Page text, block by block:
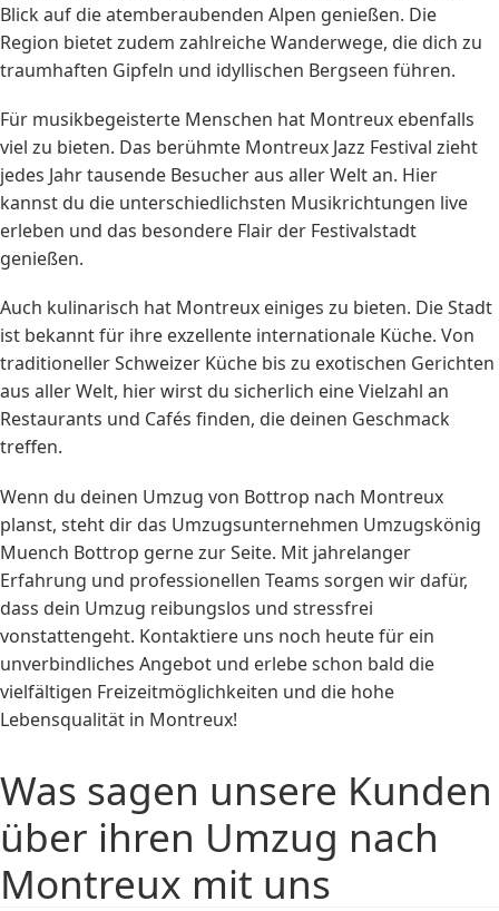
Blick auf die atemberaubenden Alpen genießen. Die
Region bietet zudem zahlreiche Wanderwege, die dich zu
traumhaften Gipfeln und idyllischen Bergseen führen.
Für musikbegeisterte Menschen hat Montreux ebenfalls
viel zu bieten. Das berühmte Montreux Jazz Festival zieht
jedes Jahr tausende Besucher aus aller Welt an. Hier
kannst du die unterschiedlichsten Musikrichtungen live
erleben und das besondere Flair der Festivalstadt
genießen.
Auch kulinarisch hat Montreux einiges zu bieten. Die Stadt
ist bekannt für ihre exzellente internationale Küche. Von
traditioneller Schweizer Küche bis zu exotischen Gerichten
aus aller Welt, hier wirst du sicherlich eine Vielzahl an
Restaurants und Cafés finden, die deinen Geschmack
treffen.
Wenn du deinen Umzug von Bottrop nach Montreux
planst, steht dir das Umzugsunternehmen Umzugskönig
Muench Bottrop gerne zur Seite. Mit jahrelanger
Erfahrung und professionellen Teams sorgen wir dafür,
dass dein Umzug reibungslos und stressfrei
vonstattengeht. Kontaktiere uns noch heute für ein
unverbindliches Angebot und erlebe schon bald die
vielfältigen Freizeitmöglichkeiten und die hohe
Lebensqualität in Montreux!
Was sagen unsere Kunden
über ihren Umzug nach
Montreux mit uns